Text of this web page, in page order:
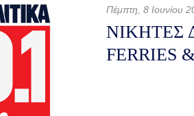
Πέμπτη, 8 Ιουνίου
ΝΙΚΗΤΕΣ
FERRIES